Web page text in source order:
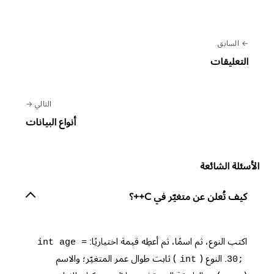
السابق
التعليقات
التالي
أنواع البيانات
الأسئلة الشائعة
كيف تُعلن عن متغيّر في C++؟
اكتب النوع، ثم اسمًا، ثم أعطِه قيمة اختياريًا: int age =
30;. النوع ( int ) ثابت طوال عمر المتغيّر؛ والاسم